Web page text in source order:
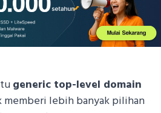
generic top-level domain
memberi lebih banyak pilihan